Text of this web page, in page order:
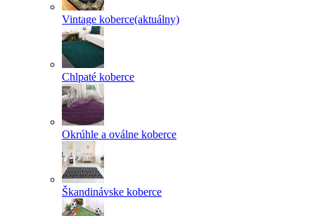
Vintage koberce(aktuálny)
Chlpaté koberce
Okrúhle a oválne koberce
Škandinávske koberce